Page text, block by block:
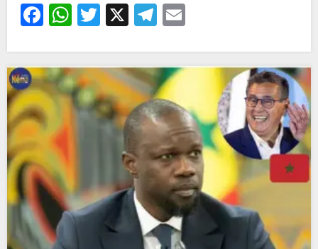
Facebook
WhatsApp
Twitter
X Telegram